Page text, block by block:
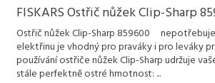
FISKARS Ostřič nůžek Clip-Sharp
Ostřič nůžek Clip-Sharp 859600 nepotřebuje
elektřinu je vhodný pro praváky i pro leváky
používání ostřiče nůžek Clip-Sharp udržuje
stále perfektně ostré hmotnost: ...